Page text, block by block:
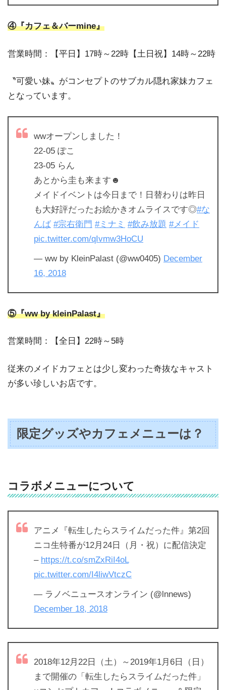
④『カフェ＆バーmine』
営業時間：【平日】17時～22時【土日祝】14時～22時
〝可愛い妹〟がコンセプトのサブカル隠れ家妹カフェ
となっています。
wwオープンしました！
22-05 ぽこ
23-05 らん
あとから圭も来ます☻
メイドイベントは今日まで！日替わりは昨日
も大好評だったお絵かきオムライスです◎#な
んば #宗右衛門 #ミナミ #飲み放題 #メイド
pic.twitter.com/qIvmw3HoCU
— ww by KleinPalast (@ww0405) December
16, 2018
⑤『ww by kleinPalast』
営業時間：【全日】22時～5時
従来のメイドカフェとは少し変わった奇抜なキャスト
が多い珍しいお店です。
限定グッズやカフェメニューは？
コラボメニューについて
アニメ『転生したらスライムだった件』第2回
ニコ生特番が12月24日（月・祝）に配信決定
– https://t.co/smZxRiI4oL
pic.twitter.com/I4liwVtczC
— ラノベニュースオンライン (@lnnews)
December 18, 2018
2018年12月22日（土）～2019年1月6日（日）
まで開催の「転生したらスライムだった件」